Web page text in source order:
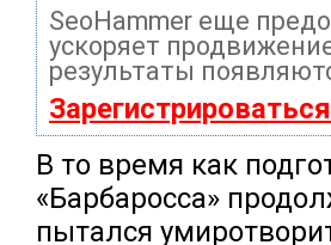
SeoHammer еще
ускоряет
результаты
В то время как
«Барбаросса»
пытался